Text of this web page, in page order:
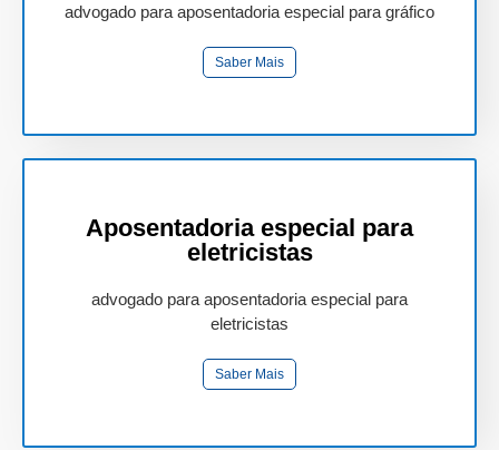
advogado para aposentadoria especial para gráfico
Saber Mais
Aposentadoria especial para
eletricistas
advogado para aposentadoria especial para
eletricistas
Saber Mais